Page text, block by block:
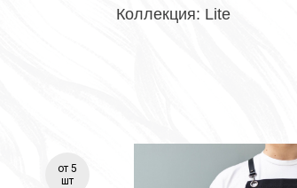
Коллекция: Lite
от 5
шт